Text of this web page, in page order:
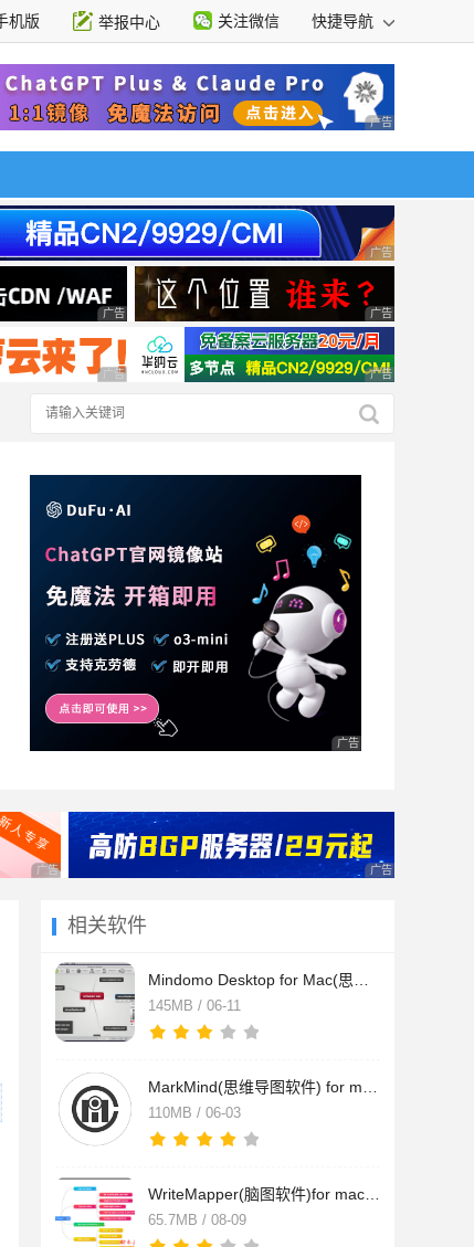
机版 举报中心 关注微信 快捷导航
广告 商业广告，理
广告 商业广告，理
广告 商业广告，理性选择 广告 商业广告，理
广告 商业广告，理性选择 广告 商业广告，理
广告 商业广告，理性选择
广告 商业广告，理性选择 广告 商业广告，理
相关软件
145MB / 06-11
110MB / 06-03
65.7MB / 08-09